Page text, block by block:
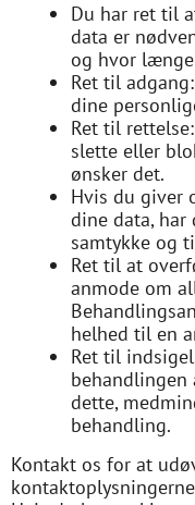
Du har ret til
data er
og hvor
Ret til
dine
Ret til
slette eller
ønsker det.
Hvis du giver
dine data,
samtykke og
Ret til at
anmode om
helhed til en
Ret til
behandlingen
dette,
behandling.
Kontakt os for at